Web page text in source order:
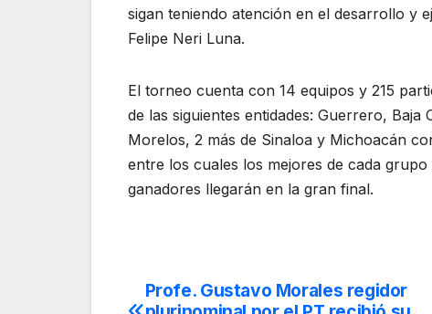
sigan teniendo atención en el desarrollo y
Felipe Neri Luna.
El torneo cuenta con 14 equipos y 215
de las siguientes entidades: Guerrero,
Morelos, 2 más de Sinaloa y Michoacán
entre los cuales los mejores de cada
ganadores llegarán en la gran final.
Navegación
Profe. Gustavo Morales regidor